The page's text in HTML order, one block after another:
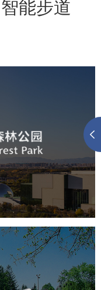
智能步道
智慧公园
能大数据平台